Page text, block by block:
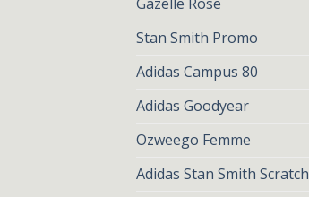
Stan Smith Promo
Adidas Campus 80
Adidas Goodyear
Ozweego Femme
Adidas Stan Smith Scratch